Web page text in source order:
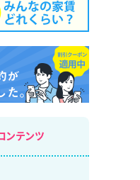
ンテンツ